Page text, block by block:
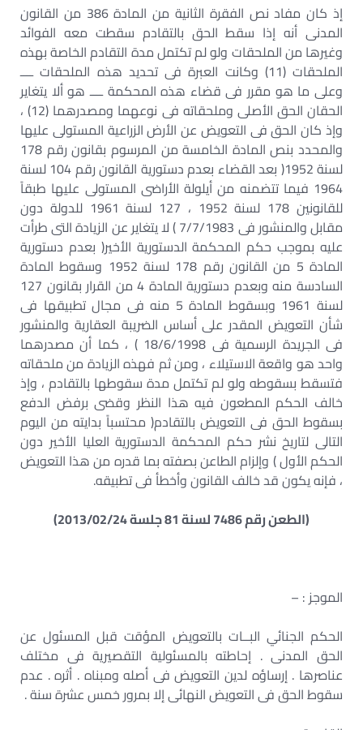
إذ كان مفاد نص الفقرة الثانية من المادة 386 من القانون
المدنى أنه إذا سقط الحق بالتقادم سقطت معه الفوائد
وغيرها من الملحقات ولو لم تكتمل مدة التقادم الخاصة بهذه
الملحقات (11) وكانت العبرة فى تحديد هذه الملحقات ــــ
وعلى ما هو مقرر فى قضاء هذه المحكمة ــــ هو ألا يتغاير
الحقان الحق الأصلى وملحقاته فى نوعهما ومصدرهما (12) ،
وإذ كان الحق فى التعويض عن الأرض الزراعية المستولى عليها
والمحدد بنص المادة الخامسة من المرسوم بقانون رقم 178
لسنة 1952( بعد القضاء بعدم دستورية القانون رقم 104 لسنة
1964 فيما تتضمنه من أيلولة الأراضى المستولى عليها طبقاً
للقانونين 178 لسنة 1952 ، 127 لسنة 1961 للدولة دون
مقابل والمنشور فى 7/7/1983 ) لا يتغاير عن الزيادة التى طرأت
عليه بموجب حكم المحكمة الدستورية الأخير( بعدم دستورية
المادة 5 من القانون رقم 178 لسنة 1952 وسقوط المادة
السادسة منه وبعدم دستورية المادة 4 من القرار بقانون 127
لسنة 1961 وبسقوط المادة 5 منه فى مجال تطبيقها فى
شأن التعويض المقدر على أساس الضريبة العقارية والمنشور
فى الجريدة الرسمية فى 18/6/1998 ) ، كما أن مصدرهما
واحد هو واقعة الاستيلاء ، ومن ثم فهذه الزيادة من ملحقاته
فتسقط بسقوطه ولو لم تكتمل مدة سقوطها بالتقادم ، وإذ
خالف الحكم المطعون فيه هذا النظر وقضى برفض الدفع
بسقوط الحق فى التعويض بالتقادم( محتسباً بدايته من اليوم
التالى لتاريخ نشر حكم المحكمة الدستورية العليا الأخير دون
الحكم الأول ) وإلزام الطاعن بصفته بما قدره من هذا التعويض
، فإنه يكون قد خالف القانون وأخطأ فى تطبيقه.
(الطعن رقم 7486 لسنة 81 جلسة 2013/02/24)
الموجز : –
الحكم الجنائي البــات بالتعويض المؤقت قبل المسئول عن
الحق المدنى . إحاطته بالمسئولية التقصيرية فى مختلف
عناصرها . إرساؤه لدين التعويض فى أصله ومبناه . أثره . عدم
سقوط الحق فى التعويض النهائى إلا بمرور خمس عشرة سنة .